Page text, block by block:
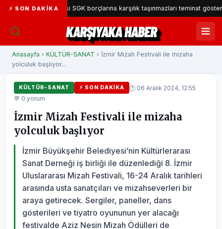
⚡ SON DAKIKA
Belediyesi SGK borçlarına karşılık taşınmazları teminat gösterecek
KARŞIYAKA HABER
Anasayfa › KÜLTÜR-SANAT › İzmir Mizah Festivali ile mizaha
yolculuk başlıyor...
KÜLTÜR-SANAT ⚡ SON DAKIKA
🕐 06 Aralık 2024, 12:55
💬 0 yorum
İzmir Mizah Festivali ile mizaha
yolculuk başlıyor
İzmir Büyükşehir Belediyesi’nin Kültürlerarası
Sanat Derneği iş birliği ile düzenlediği 8. İzmir
Uluslararası Mizah Festivali, 16-24 Aralık tarihleri
arasında usta sanatçıları ve mizahseverleri bir
araya getirecek. Sergiler, paneller, dans
gösterileri ve tiyatro oyununun yer alacağı
festivalde Aziz Nesin Mizah Ödülleri de